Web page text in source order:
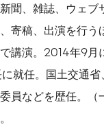
聞、雑誌、ウェブ
寄稿、出演を行う
講演。2014年9月
就任。国土交通省
員などを歴任。（